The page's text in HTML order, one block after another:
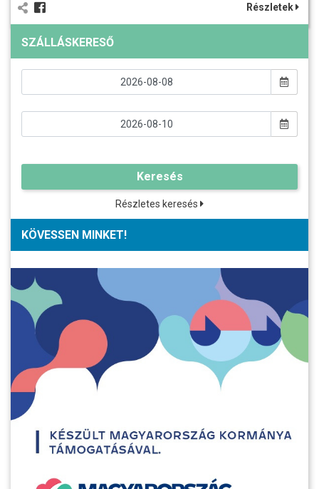
Részletek
SZÁLLÁSKERESŐ
Keresés
Részletes keresés
KÖVESSEN MINKET!